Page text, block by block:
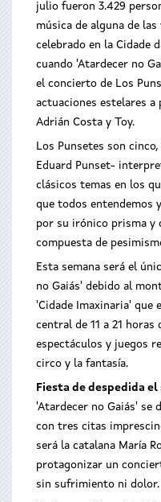
julio fueron 3.429
música de alguna de
celebrado en la Cidade
cuando 'Atardecer no
el concierto de Los
actuaciones estelares a
Adrián Costa y Toy.
Los Punsetes son
Eduard Punset-
clásicos temas en los
que todos entendemos
por su irónico prisma y
compuesta de
Esta semana será el
no Gaiás' debido al
'Cidade Imaxinaria' que
central de 11 a 21 horas
espectáculos y juegos
circo y la fantasía.
Fiesta de despedida el
'Atardecer no Gaiás' se
con tres citas
será la catalana María
protagonizar un
sin sufrimiento ni dolor.